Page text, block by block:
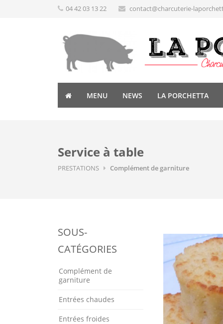
04 42 03 13 22 contact@charcuterie-
MENU NEWS LA PORCHETTA
Service à table
PRESTATIONS Complément de garniture
SOUS-
CATÉGORIES
Complément de
garniture
Entrées chaudes
Entrées froides